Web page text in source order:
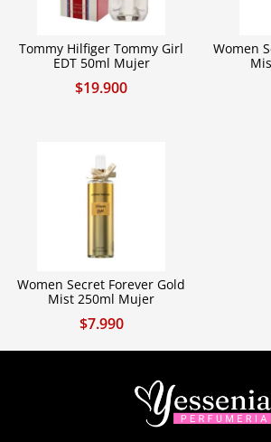
Tommy Hilfiger Tommy Girl
EDT 50ml Mujer
$19.900
Women
Women Secret Forever Gold
Mist 250ml Mujer
$7.990